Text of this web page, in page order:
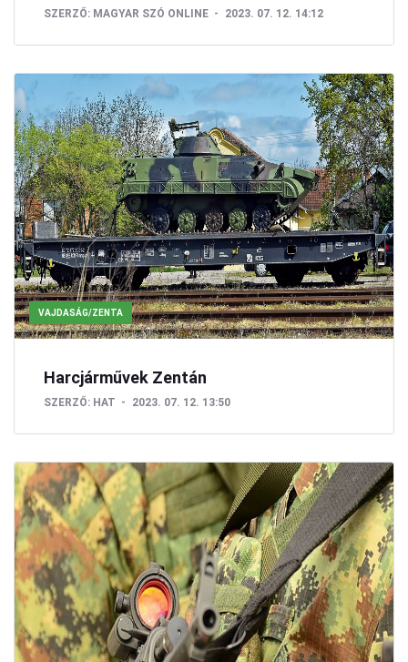
SZERZŐ: MAGYAR SZÓ ONLINE 2023. 07. 12. 14:12
VAJDASÁG/ZENTA
Harcjárművek Zentán
SZERZŐ: HAT 2023. 07. 12. 13:50